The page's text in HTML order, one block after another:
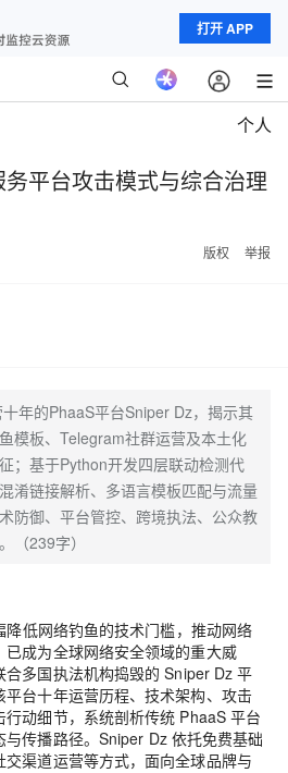
打开 APP
个人
平台攻击模式与综合治理
版权 举报
年的PhaaS平台Sniper Dz，揭示其
模板、Telegram社群运营及本土化
；基于Python开发四层联动检测代
淆链接解析、多语言模板匹配与流量
防御、平台管控、跨境执法、公众教
（239字）
低网络钓鱼的技术门槛，推动网络
成为全球网络安全领域的重大威
多国执法机构捣毁的 Sniper Dz 平
台十年运营历程、技术架构、攻击
动细节，系统剖析传统 PhaaS 平台
传播路径。Sniper Dz 依托免费基础
渠道运营等方式，面向全球品牌与